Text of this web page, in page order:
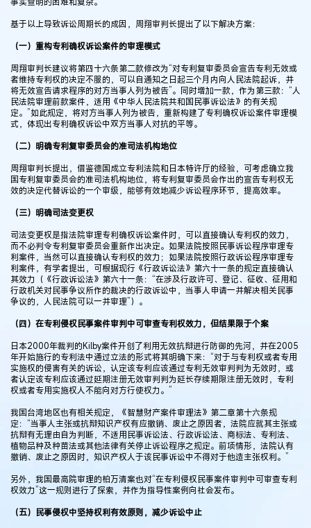
基于以上导致诉讼周期长的成因，周翔审判长提出了以下解决方案：
（一）重构专利确权诉讼案件的审理模式
周翔审判长建议将第四十六条第二款修改为“对专利复审委员会宣告专利无效或
者维持专利权的决定不服的，可以自通知之日起三个月内向人民法院起诉，并
将无效宣告请求程序的对方当事人列为被告”。同时增加一款，作为第三款：“人
民法院审理前款案件，适用《中华人民法院共和国民事诉讼法》的有关规
定。”如此规定，将对方当事人列为被告，重新构建了专利确权诉讼案件审理模
式，体现出专利确权诉讼中双方当事人对抗的平等。
（二）明确专利复审委员会的准司法机构地位
周翔审判长提出，借鉴德国成立专利法院和日本特许厅的经验，可考虑确立我
国专利复审委员会的准司法机构地位，将专利复审委员会作出的宣告专利权无
效的决定代替诉讼的一个审级，能够有效地减少诉讼程序环节，提高效率。
（三）明确司法变更权
司法变更权是指法院审理专利确权诉讼案件时，可以直接确认专利权的效力，
而不必判令专利复审委员会重新作出决定。如果法院按照民事诉讼程序审理专
利案件，当然可以直接确认专利权的效力；如果法院按照行政诉讼程序审理专
利案件，有学者提出，可根据现行《行政诉讼法》第六十一条的规定直接确认
其效力（《行政诉讼法》第六十一条：“在涉及行政许可、登记、征收、征用和
行政机关对民事争议所作的裁决的行政诉讼中，当事人申请一并解决相关民事
争议的，人民法院可以一并审理”）。
（四）在专利侵权民事案件审判中可审查专利权效力，但结果限于个案
日本2000年裁判的Kilby案件开创了利用无效抗辩进行防御的先河，并在2005
年开始施行的专利法中通过立法的形式将其明确下来：“对于与专利权或者专用
实施权的侵害有关的诉讼，认定该专利应该通过专利无效审判判为无效时，或
者认定该专利应该通过延期注册无效审判判为延长存续期限注册无效时，专利
权或者专用实施权人不能向对方行使权力。”
我国台湾地区也有相关规定，《智慧财产案件审理法》第二章第十六条规
定：“当事人主张或抗辩知识产权有应撤销、废止之原因者，法院应就其主张或
抗辩有无理由自为判断，不适用民事诉讼法、行政诉讼法、商标法、专利法、
植物品种及种苗法或其他法律有关停止诉讼程序之规定。前项情形，法院认有
撤销、废止之原因时，知识产权人于该民事诉讼中不得对于他造主张权利。”
另外，我国最高院审理的柏万清案也对“在专利侵权民事案件审判中可审查专利
权效力”这一规则进行了探索，并作为指导性案例向社会发布。
（五）民事侵权中坚持权利有效原则，减少诉讼中止